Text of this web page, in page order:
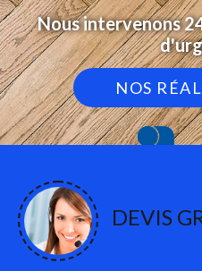
Nous intervenons
NOS
DEVIS